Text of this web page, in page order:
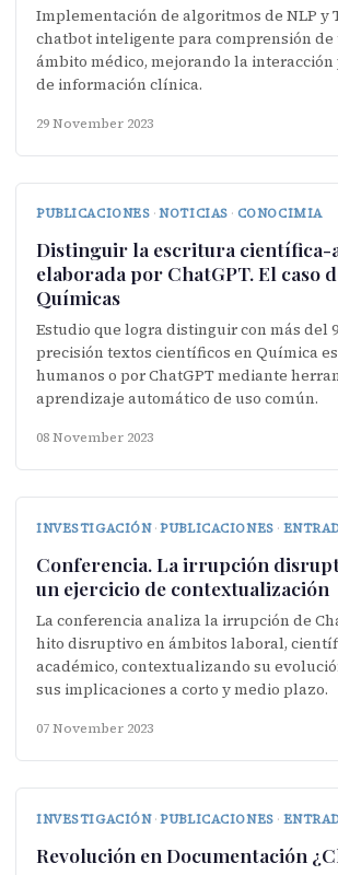
Implementación de algoritmos de NLP y
chatbot inteligente para comprensión de
ámbito médico, mejorando la
de información clínica.
29 November 2023
PUBLICACIONES · NOTICIAS · CONOCIMIA
Distinguir la escritura científica-
elaborada por ChatGPT. El caso
Químicas
Estudio que logra distinguir con más del
precisión textos científicos en Química
humanos o por ChatGPT mediante
aprendizaje automático de uso común.
08 November 2023
INVESTIGACIÓN · PUBLICACIONES ·
Conferencia. La irrupción
un ejercicio de contextualización
La conferencia analiza la irrupción de
hito disruptivo en ámbitos laboral,
académico, contextualizando su
sus implicaciones a corto y medio plazo.
07 November 2023
INVESTIGACIÓN · PUBLICACIONES ·
Revolución en Documentación